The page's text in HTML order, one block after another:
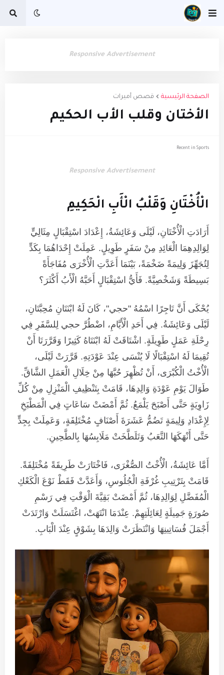
Responsive Advertisement
الصفحة الرئيسية قصص أميرات
الأختان وقلب الأب الحكيم
Recent in Sports
Responsive Advertisement
الْأُخْتَانِ وَقَلْبُ الْأَبِ الْحَكِيمِ
أَرَادَتِ الْأُخْتَانِ، لَيْلَى وَعَائِشَةُ، إِعْدَادَ اسْتِقْبَالٍ مِثَالِيٍّ
لِوَالِدِهِمَا الْعَائِدِ مِنْ سَفَرٍ طَوِيلٍ. عَمِلَتْ إِحْدَاهُمَا بِكَدٍّ
لِتُجَهِّزَ وَلِيمَةً ضَخْمَةً، بَيْنَمَا أَعَدَّتِ الْأُخْرَى مُفَاجَأَةً
بَسِيطَةً وَشَخْصِيَّةً. فَأَيُّ اسْتِقْبَالٍ أَحَبَّهُ الْأَبُ أَكْثَرَ؟
يُحْكَى أَنَّ تَاجِرًا اسْمُهُ "حجي"، كَانَ لَهُ ابْنَتَانِ مُحِبَّتَانِ،
لَيْلَى وَعَائِشَةُ. فِي أَحَدِ الْأَيَّامِ، اضْطُرَّ حجي لِلسَّفَرِ فِي
رِحْلَةِ عَمَلٍ طَوِيلَةٍ. اشْتَاقَتْ لَهُ ابْنَتَاهُ كَثِيرًا وَقَرَّرَتَا أَنْ
تُقِيمَا لَهُ اسْتِقْبَالًا لَا يُنْسَى عِنْدَ عَوْدَتِهِ. قَرَّرَتْ لَيْلَى،
الْأُخْتُ الْكُبْرَى، أَنْ تُظْهِرَ حُبَّهَا مِنْ خِلَالِ الْعَمَلِ الشَّاقِّ.
طَوَالَ يَوْمِ عَوْدَةِ وَالِدِهَا، قَامَتْ بِتَنْظِيفِ الْمَنْزِلِ مِنْ كُلِّ
زَاوِيَةٍ حَتَّى أَصْبَحَ يَلْمَعُ. ثُمَّ أَمْضَتْ سَاعَاتٍ فِي الْمَطْبَخِ
لِإِعْدَادِ وَلِيمَةٍ تَضُمُّ عَشَرَةَ أَصْنَافٍ مُخْتَلِفَةٍ، وَعَمِلَتْ بِجِدٍّ
حَتَّى أَنْهَكَهَا التَّعَبُ وَتَلَطَّخَتْ مَلَابِسُهَا بِالطَّحِينِ.
أَمَّا عَائِشَةُ، الْأُخْتُ الصُّغْرَى، فَاخْتَارَتْ طَرِيقَةً مُخْتَلِفَةً.
قَامَتْ بِتَرْتِيبِ غُرْفَةِ الْجُلُوسِ، وَأَعَدَّتْ فَقَطْ نَوْعَ الْكَعْكِ
الْمُفَضَّلِ لِوَالِدِهَا، ثُمَّ أَمْضَتْ بَقِيَّةَ الْوَقْتِ فِي رَسْمِ
صُورَةٍ جَمِيلَةٍ لِعَائِلَتِهِمْ. عِنْدَمَا انْتَهَتْ، اغْتَسَلَتْ وَارْتَدَتْ
أَجْمَلَ فُسَاتِينِهَا وَانْتَظَرَتْ وَالِدَهَا بِشَوْقٍ عِنْدَ الْبَابِ.